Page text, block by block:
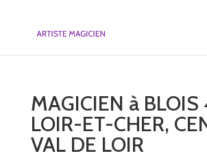
MAGICIEN à BLOIS
LOIR-ET-CHER,
VAL DE LOIR